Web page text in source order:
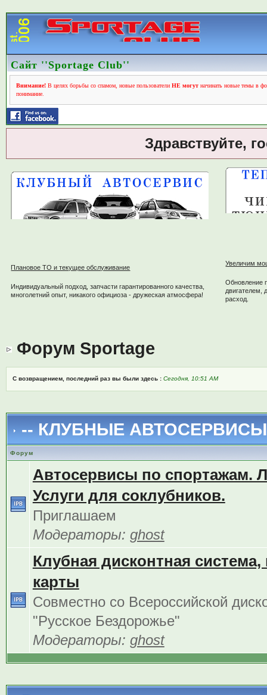
Сайт ''Sportage Club''
Внимание!В целях борьбы со спамом, новые пользователи НЕ могутначинать новые темы в
понимание.
Здравствуйте,
Плановое ТО и текущее обслуживание
Индивидуальный подход, запчасти гарантированного качества,
многолетний опыт, никакого официоза - дружеская атмосфера!
Увеличим
Обновление
двигателем,
расход.
Форум Sportage
С возвращением, последний раз вы были здесь : Сегодня, 10:51 AM
-- КЛУБНЫЕ
Форум
Автосервисы по спортажам.
Услуги для соклубников.
Приглашаем
Модераторы: ghost
Клубная дисконтная
карты
Совместно со Всероссийской
"Русское Бездорожье"
Модераторы: ghost